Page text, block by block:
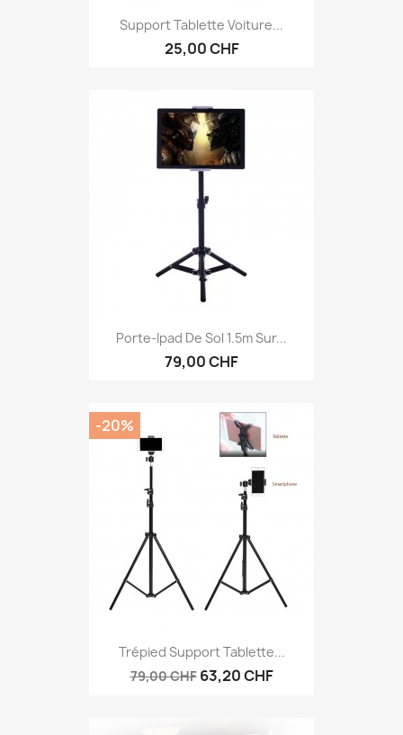
Support Tablette Voiture...
25,00 CHF
Porte-Ipad De Sol 1.5m Sur...
79,00 CHF
Trépied Support Tablette...
79,00 CHF 63,20 CHF
-20%